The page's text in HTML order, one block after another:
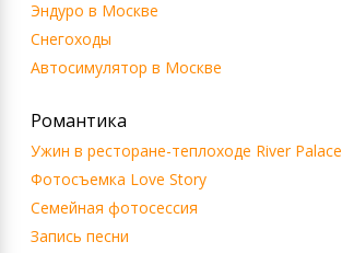
Эндуро в Москве
Снегоходы
Автосимулятор в Москве
Романтика
Ужин в ресторане-теплоходе River Palace
Фотосъемка Love Story
Семейная фотосессия
Запись песни